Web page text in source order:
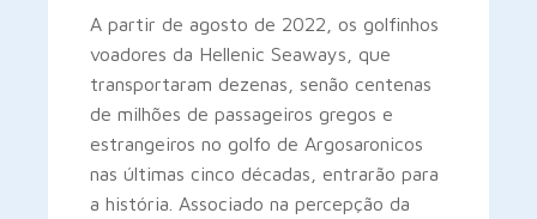
A partir de agosto de 2022, os golfinhos
voadores da Hellenic Seaways, que
transportaram dezenas, senão centenas
de milhões de passageiros gregos e
estrangeiros no golfo de Argosaronicos
nas últimas cinco décadas, entrarão para
a história. Associado na percepção da